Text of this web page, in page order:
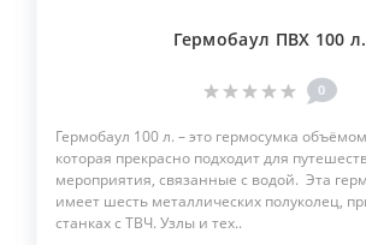
Гермобаул ПВХ 100 л.
0
Гермобаул 100 л. – это гермосумка
которая прекрасно подходит для
мероприятия, связанные с водой. Эта
имеет шесть металлических полуколец,
станках с ТВЧ. Узлы и тех..